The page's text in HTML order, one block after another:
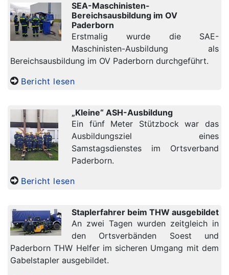
SEA-Maschinisten-
Bereichsausbildung im OV
Paderborn
Erstmalig wurde die SAE-
Maschinisten-Ausbildung als
Bereichsausbildung im OV Paderborn durchgeführt.
Bericht lesen
„Kleine“ ASH-Ausbildung
Ein fünf Meter Stützbock war das
Ausbildungsziel eines
Samstagsdienstes im Ortsverband
Paderborn.
Bericht lesen
Staplerfahrer beim THW ausgebildet
An zwei Tagen wurden zeitgleich in
den Ortsverbänden Soest und
Paderborn THW Helfer im sicheren Umgang mit dem
Gabelstapler ausgebildet.